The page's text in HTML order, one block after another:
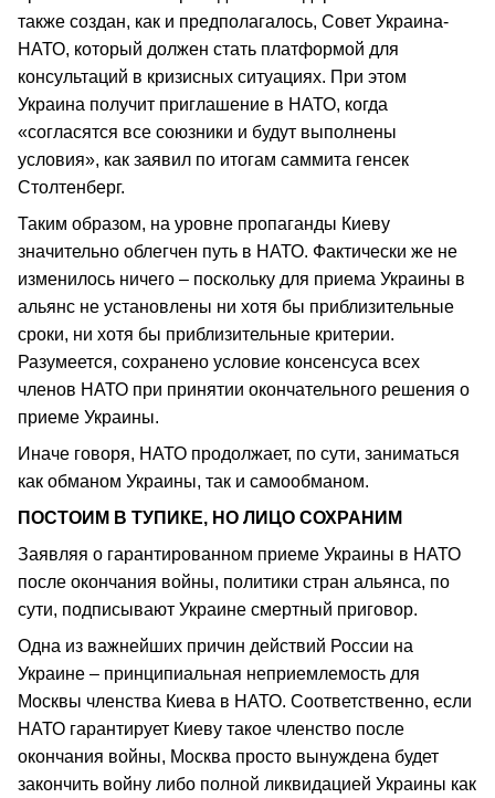
также создан, как и предполагалось, Совет Украина-
НАТО, который должен стать платформой для
консультаций в кризисных ситуациях. При этом
Украина получит приглашение в НАТО, когда
«согласятся все союзники и будут выполнены
условия», как заявил по итогам саммита генсек
Столтенберг.
Таким образом, на уровне пропаганды Киеву
значительно облегчен путь в НАТО. Фактически же не
изменилось ничего – поскольку для приема Украины в
альянс не установлены ни хотя бы приблизительные
сроки, ни хотя бы приблизительные критерии.
Разумеется, сохранено условие консенсуса всех
членов НАТО при принятии окончательного решения о
приеме Украины.
Иначе говоря, НАТО продолжает, по сути, заниматься
как обманом Украины, так и самообманом.
ПОСТОИМ В ТУПИКЕ, НО ЛИЦО СОХРАНИМ
Заявляя о гарантированном приеме Украины в НАТО
после окончания войны, политики стран альянса, по
сути, подписывают Украине смертный приговор.
Одна из важнейших причин действий России на
Украине – принципиальная неприемлемость для
Москвы членства Киева в НАТО. Соответственно, если
НАТО гарантирует Киеву такое членство после
окончания войны, Москва просто вынуждена будет
закончить войну либо полной ликвидацией Украины как